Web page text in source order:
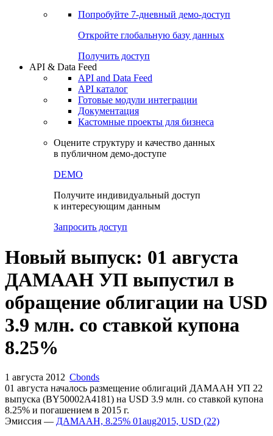
Попробуйте 7-дневный демо-доступ
Откройте глобальную базу данных
Получить доступ
API & Data Feed
API and Data Feed
API каталог
Готовые модули интеграции
Документация
Кастомные проекты для бизнеса
Оцените структуру и качество данных
в публичном демо-доступе
DEMO
Получите индивидуальный доступ
к интересующим данным
Запросить доступ
Новый выпуск: 01 августа
ДАМААН УП выпустил в
обращение облигации на USD
3.9 млн. со ставкой купона
8.25%
1 августа 2012 Cbonds
01 августа началось размещение облигаций ДАМААН УП 22
выпуска (BY50002A4181) на USD 3.9 млн. со ставкой купона
8.25% и погашением в 2015 г.
Эмиссия — ДАМААН, 8.25% 01aug2015, USD (22)